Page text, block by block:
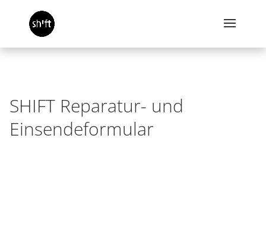
SHIFT Reparatur- und
Einsendeformular